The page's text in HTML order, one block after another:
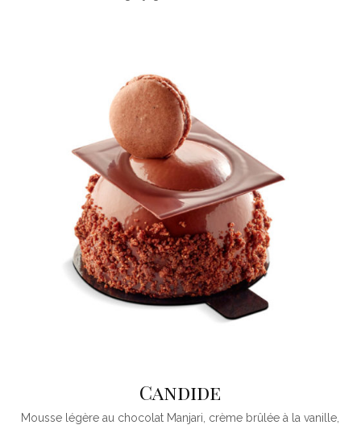
Candide
Mousse légère au chocolat Manjari, crème brûlée à la vanille,